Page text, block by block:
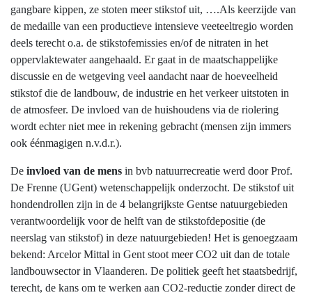
gangbare kippen, ze stoten meer stikstof uit, ….Als keerzijde van
de medaille van een productieve intensieve veeteeltregio worden
deels terecht o.a. de stikstofemissies en/of de nitraten in het
oppervlaktewater aangehaald. Er gaat in de maatschappelijke
discussie en de wetgeving veel aandacht naar de hoeveelheid
stikstof die de landbouw, de industrie en het verkeer uitstoten in
de atmosfeer. De invloed van de huishoudens via de riolering
wordt echter niet mee in rekening gebracht (mensen zijn immers
ook éénmagigen n.v.d.r.).
De invloed van de mens in bvb natuurrecreatie werd door Prof.
De Frenne (UGent) wetenschappelijk onderzocht. De stikstof uit
hondendrollen zijn in de 4 belangrijkste Gentse natuurgebieden
verantwoordelijk voor de helft van de stikstofdepositie (de
neerslag van stikstof) in deze natuurgebieden! Het is genoegzaam
bekend: Arcelor Mittal in Gent stoot meer CO2 uit dan de totale
landbouwsector in Vlaanderen. De politiek geeft het staatsbedrijf,
terecht, de kans om te werken aan CO2-reductie zonder direct de